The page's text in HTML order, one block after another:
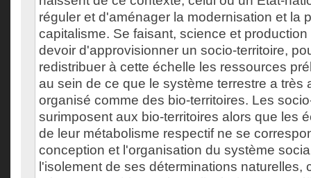
réguler et d'aménager la modernisation et la
capitalisme. Se faisant, science et
devoir d'approvisionner un socio-territoire,
redistribuer à cette échelle les ressources
au sein de ce que le système terrestre a très
organisé comme des bio-territoires. Les
surimposent aux bio-territoires alors que les
de leur métabolisme respectif ne se
conception et l'organisation du système
l'isolement de ses déterminations naturelles,